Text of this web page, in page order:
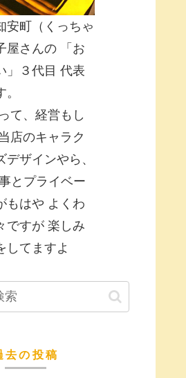
町（くっちゃ
屋さんの 「お
」３代目 代表
て、経営もし
店のキャラク
デザインやら、
とプライベー
もはや よくわ
ですが 楽しみ
してますよ
去の投稿